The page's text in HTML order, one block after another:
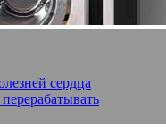
сердца